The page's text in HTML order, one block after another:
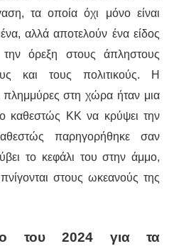
τα οποία όχι μόνο είναι
αλλά αποτελούν ένα είδος
όρεξη στους άπληστους
και τους πολιτικούς. Η
πλημμύρες στη χώρα ήταν μια
καθεστώς ΚΚ να κρύψει την
παρηγορήθηκε σαν
το κεφάλι του στην άμμο,
στους ωκεανούς της
του 2024 για τα